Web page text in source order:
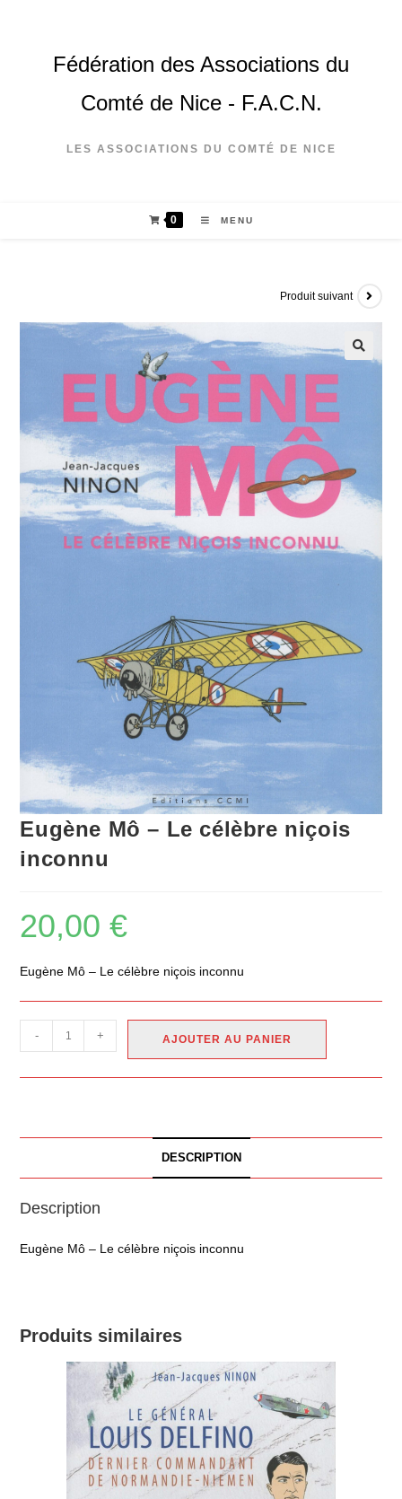
Fédération des Associations du
Comté de Nice - F.A.C.N.
LES ASSOCIATIONS DU COMTÉ DE NICE
0 MENU
Produit suivant
Eugène Mô – Le célèbre niçois
inconnu
20,00€
Eugène Mô – Le célèbre niçois inconnu
- + AJOUTER AU PANIER
DESCRIPTION
Description
Eugène Mô – Le célèbre niçois inconnu
Produits similaires